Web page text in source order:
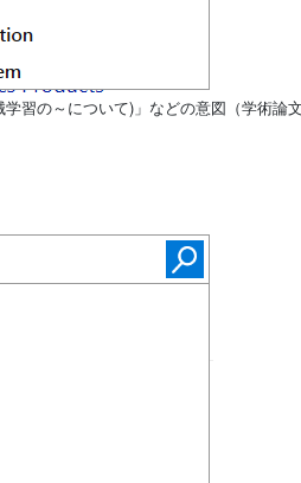
習の～について)」などの意図（学術論